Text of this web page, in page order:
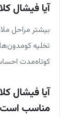
آیا فیشال
بیشتر مراحل
تخلیه
کوتاه‌مدت
آیا فیشال
مناسب